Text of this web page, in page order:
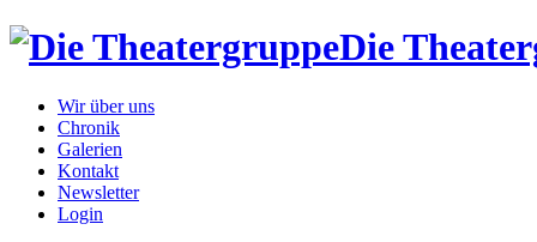
Die
Wir über uns
Chronik
Galerien
Kontakt
Newsletter
Login